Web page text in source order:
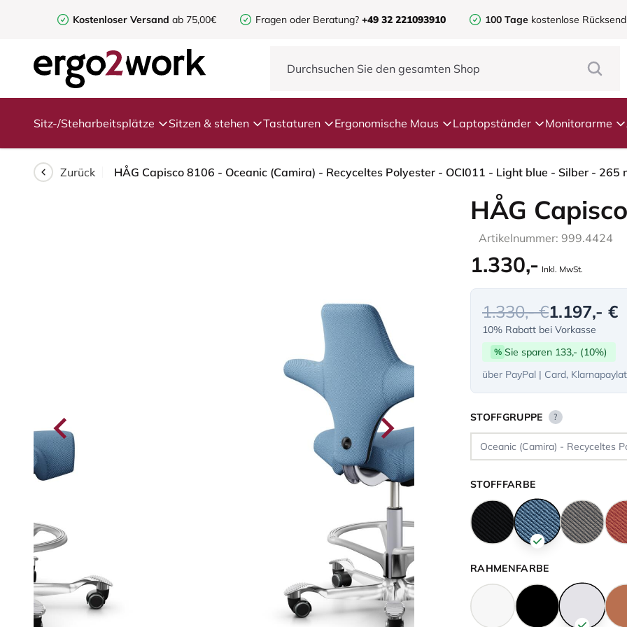
Kostenloser Versand ab 75,00€ Fragen oder Beratung? +49 32 221093910 100 Tage kostenlose
Sitz-/Steharbeitsplätze Sitzen & stehen Tastaturen Ergonomische Maus Laptopständer Monitorarme
Zurück
HÅG
Artikelnummer: 999.4424
1.330,- Inkl. MwSt.
1.330,- €1.197,- €
10% Rabatt bei Vorkasse
% Sie sparen 133,- (10%)
über PayPal | Card,
STOFFGRUPPE ?
STOFFFARBE
RAHMENFARBE